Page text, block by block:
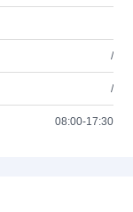
/
/
08:00-17:30